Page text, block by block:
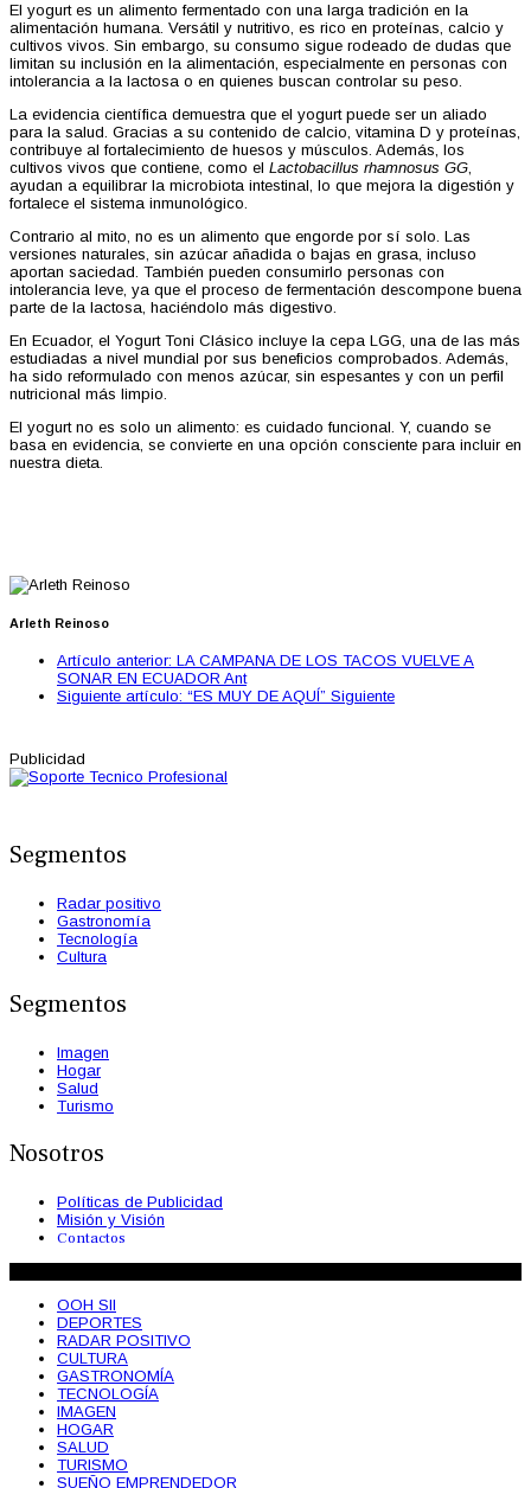
El yogurt es un alimento fermentado con una larga tradición en la
alimentación humana. Versátil y nutritivo, es rico en proteínas, calcio y
cultivos vivos. Sin embargo, su consumo sigue rodeado de dudas que
limitan su inclusión en la alimentación, especialmente en personas con
intolerancia a la lactosa o en quienes buscan controlar su peso.
La evidencia científica demuestra que el yogurt puede ser un aliado
para la salud. Gracias a su contenido de calcio, vitamina D y proteínas,
contribuye al fortalecimiento de huesos y músculos. Además, los
cultivos vivos que contiene, como el Lactobacillus rhamnosus GG,
ayudan a equilibrar la microbiota intestinal, lo que mejora la digestión y
fortalece el sistema inmunológico.
Contrario al mito, no es un alimento que engorde por sí solo. Las
versiones naturales, sin azúcar añadida o bajas en grasa, incluso
aportan saciedad. También pueden consumirlo personas con
intolerancia leve, ya que el proceso de fermentación descompone buena
parte de la lactosa, haciéndolo más digestivo.
En Ecuador, el Yogurt Toni Clásico incluye la cepa LGG, una de las más
estudiadas a nivel mundial por sus beneficios comprobados. Además,
ha sido reformulado con menos azúcar, sin espesantes y con un perfil
nutricional más limpio.
El yogurt no es solo un alimento: es cuidado funcional. Y, cuando se
basa en evidencia, se convierte en una opción consciente para incluir en
nuestra dieta.
Arleth Reinoso
Artículo anterior: LA CAMPANA DE LOS TACOS VUELVE A
SONAR EN ECUADOR Ant
Siguiente artículo: “ES MUY DE AQUÍ” Siguiente
Publicidad
Segmentos
Radar positivo
Gastronomía
Tecnología
Cultura
Segmentos
Imagen
Hogar
Salud
Turismo
Nosotros
Políticas de Publicidad
Misión y Visión
Contactos
OOH SII
DEPORTES
RADAR POSITIVO
CULTURA
GASTRONOMÍA
TECNOLOGÍA
IMAGEN
HOGAR
SALUD
TURISMO
SUEÑO EMPRENDEDOR